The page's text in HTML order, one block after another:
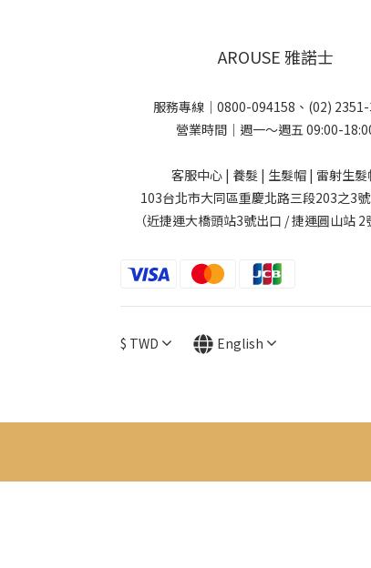
AROUSE 雅諾士
服務專線｜0800-094158、(02)
營業時間｜週一～週五 09:00-
客服中心 | 養髮 | 生髮帽 | 雷射生髮
103台北市大同區重慶北路三段203之3
（近捷運大橋頭站3號出口 / 捷運圓山站 2
$ TWD English